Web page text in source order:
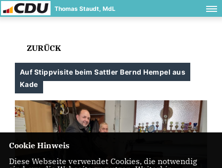
Thomas Staudt, MdL
ZURÜCK
Auf Stippvisite beim Sattler Bernd Hempel aus
Kade
Cookie Hinweis
Diese Webseite verwendet Cookies, die notwendig